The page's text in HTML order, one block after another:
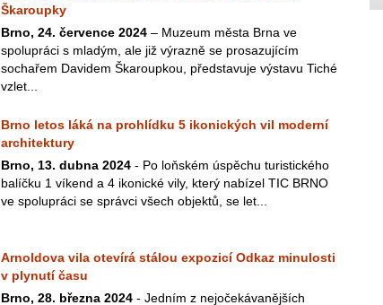
Škaroupky
Brno, 24. července 2024 – Muzeum města Brna ve
spolupráci s mladým, ale již výrazně se prosazujícím
sochařem Davidem Škaroupkou, představuje výstavu Tiché
vzlet...
Brno letos láká na prohlídku 5 ikonických vil moderní
architektury
Brno, 13. dubna 2024 - Po loňském úspěchu turistického
balíčku 1 víkend a 4 ikonické vily, který nabízel TIC BRNO
ve spolupráci se správci všech objektů, se let...
Arnoldova vila otevírá stálou expozicí Odkaz minulosti
v plynutí času
Brno, 28. března 2024 - Jedním z nejočekávanějších